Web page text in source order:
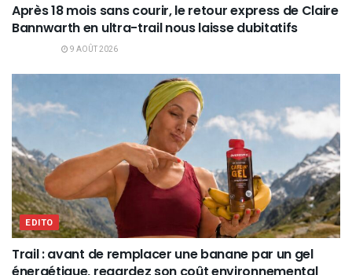
Après 18 mois sans courir, le retour express de Claire
Bannwarth en ultra-trail nous laisse dubitatifs
9 AOÛT 2026
EDITO
Trail : avant de remplacer une banane par un gel
énergétique, regardez son coût environnemental